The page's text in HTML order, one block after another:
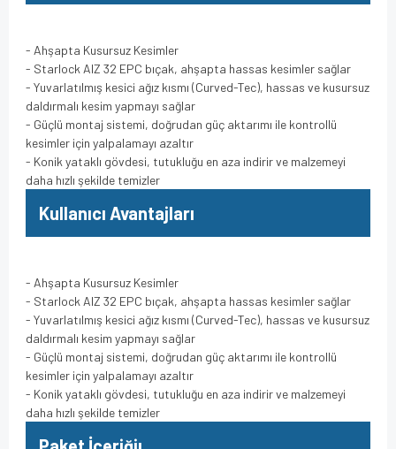
- Ahşapta Kusursuz Kesimler
- Starlock AIZ 32 EPC bıçak, ahşapta hassas kesimler sağlar
- Yuvarlatılmış kesici ağız kısmı (Curved-Tec), hassas ve kusursuz
daldırmalı kesim yapmayı sağlar
- Güçlü montaj sistemi, doğrudan güç aktarımı ile kontrollü
kesimler için yalpalamayı azaltır
- Konik yataklı gövdesi, tutukluğu en aza indirir ve malzemeyi
daha hızlı şekilde temizler
Kullanıcı Avantajları
- Ahşapta Kusursuz Kesimler
- Starlock AIZ 32 EPC bıçak, ahşapta hassas kesimler sağlar
- Yuvarlatılmış kesici ağız kısmı (Curved-Tec), hassas ve kusursuz
daldırmalı kesim yapmayı sağlar
- Güçlü montaj sistemi, doğrudan güç aktarımı ile kontrollü
kesimler için yalpalamayı azaltır
- Konik yataklı gövdesi, tutukluğu en aza indirir ve malzemeyi
daha hızlı şekilde temizler